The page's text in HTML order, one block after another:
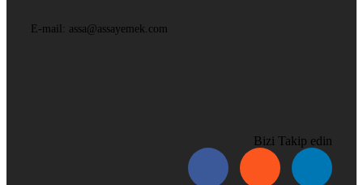
E-mail: assa@assayemek.com
Bizi Takip edin